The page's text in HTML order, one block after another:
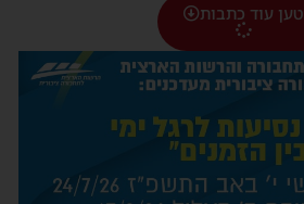
טען עוד כתבות